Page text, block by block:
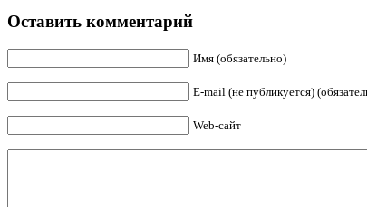
Оставить комментарий
Имя (обязательно)
E-mail (не публикуется)
Web-сайт